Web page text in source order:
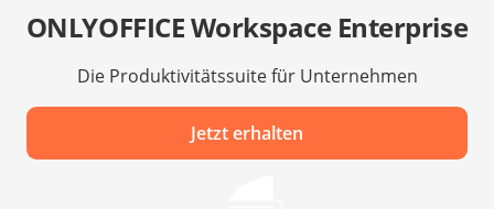
ONLYOFFICE Workspace Enterprise
Die Produktivitätssuite für Unternehmen
Jetzt erhalten